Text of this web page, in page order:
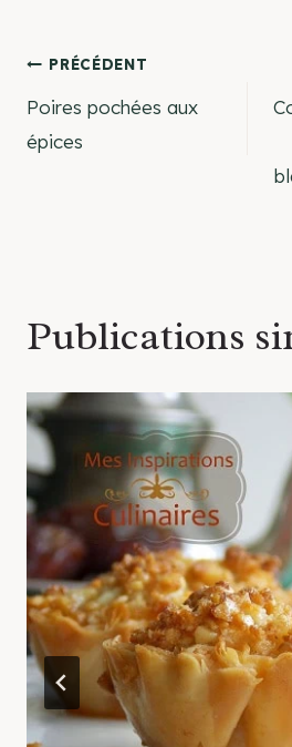
Navigation
de
PRÉCÉDENT
Poires pochées aux
épices
Publications